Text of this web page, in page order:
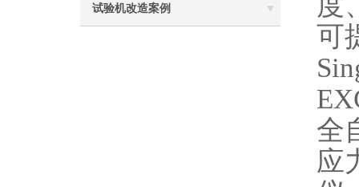
试验机改造案例
可
全
应